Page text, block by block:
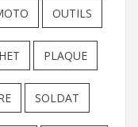
OUTILS
PLAQUE
SOLDAT